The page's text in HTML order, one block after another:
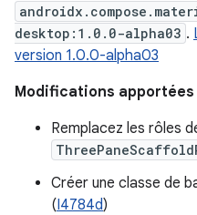
desktop:1.0.0-alpha03 .
version 1.0.0-alpha03
Modifications apportées
Remplacez les rôles
Créer une classe de
(I4784d)